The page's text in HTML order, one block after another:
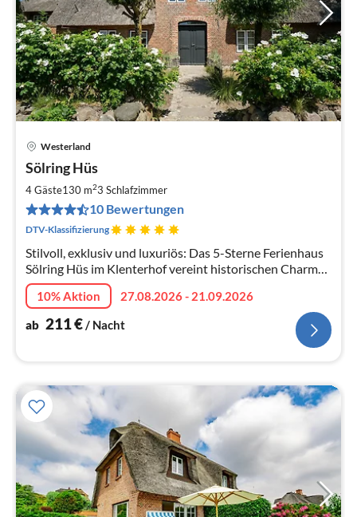
Westerland
Sölring Hüs
4 Gäste130 m23 Schlafzimmer
10 Bewertungen
DTV-Klassifizierung
Stilvoll, exklusiv und luxuriös: Das 5-Sterne Ferienhaus
Sölring Hüs im Klenterhof vereint historischen Charme
mit modernem Luxus.
10% Aktion
27.08.2026 - 21.09.2026
ab 211€/ Nacht